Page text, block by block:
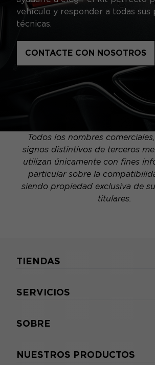
vehículo y responder a todas sus
técnicas.
CONTACTE CON NOSOTROS
Todos los nombres
signos distintivos de terceros
utilizan únicamente con fines
particular sobre la
siendo propiedad exclusiva de
titulares.
TIENDAS
SERVICIOS
SOBRE
NUESTROS PRODUCTOS